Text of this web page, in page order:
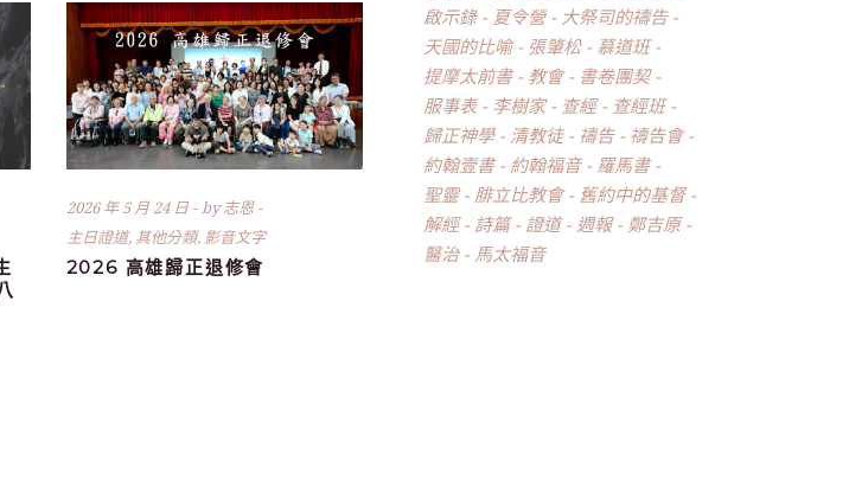
2026 年 5 月 24 日 by志恩
主日證道, 其他分類, 影音文字
2026 高雄歸正退修會
啟示錄
夏令營
大祭司的禱告
天國的比喻
張肇松
慕道班
提摩太前書
教會
書卷團契
服事表
李樹家 查經
查經班
歸正神學
清教徒 禱告
禱告會
約翰壹書
約翰福音
羅馬書
聖靈
腓立比教會
舊約中的基督
解經
詩篇 證道 週報
鄭吉原
醫治
馬太福音